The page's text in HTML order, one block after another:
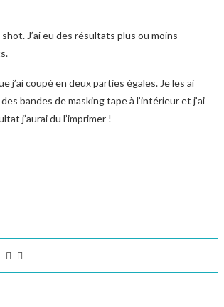
J’ai eu des résultats plus ou moins
j’ai coupé en deux parties égales. Je les ai
bandes de masking tape à l’intérieur et j’ai
j’aurai du l’imprimer !